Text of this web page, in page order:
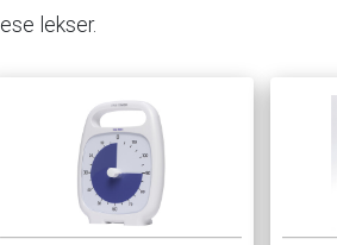
lese lekser.